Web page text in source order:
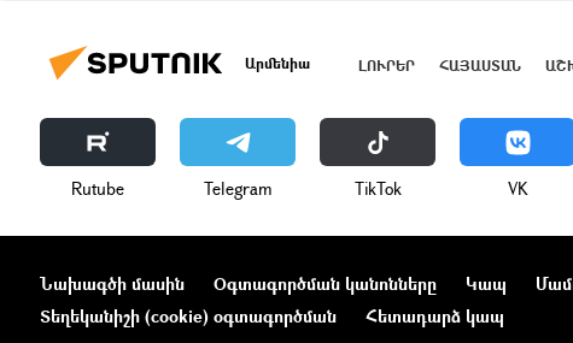
Արմենիա ԼՈՒՐԵՐ ՀԱՅԱՍՏԱՆ
Rutube Telegram ТikТоk VK
Նախագծի մասին Օգտագործման կանոնները Կապ
Տեղեկանիշի (cookie) օգտագործման
Հետադարձ կապ